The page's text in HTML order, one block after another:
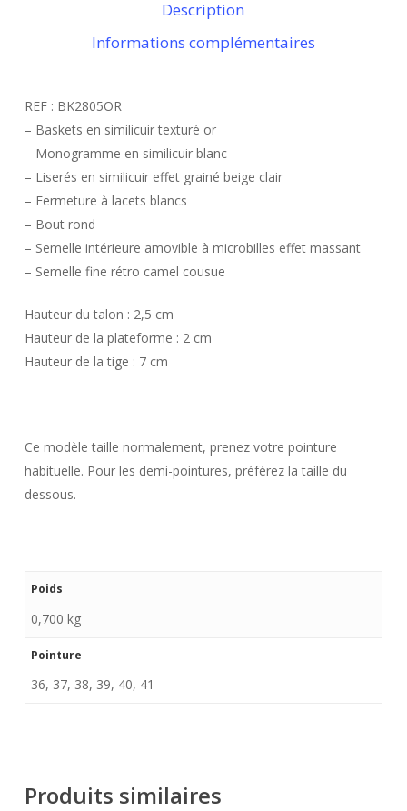
Description
Informations complémentaires
REF : BK2805OR
– Baskets en similicuir texturé or
– Monogramme en similicuir blanc
– Liserés en similicuir effet grainé beige clair
– Fermeture à lacets blancs
– Bout rond
– Semelle intérieure amovible à microbilles effet massant
– Semelle fine rétro camel cousue
Hauteur du talon : 2,5 cm
Hauteur de la plateforme : 2 cm
Hauteur de la tige : 7 cm
Ce modèle taille normalement, prenez votre pointure
habituelle. Pour les demi-pointures, préférez la taille du
dessous.
Poids
0,700 kg
Pointure
36, 37, 38, 39, 40, 41
Produits similaires